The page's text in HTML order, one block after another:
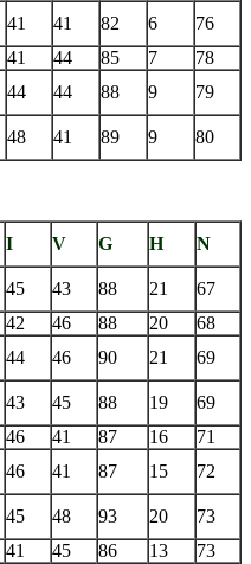
41 41 82 6
76
41 44 85 7
78
44 44 88 9 79
48 41 89 9 80
I V G H N
45 43 88 21
67
42 46 88 20
68
44 46 90 21 69
43 45 88 19
69
46 41 87 16
71
46 41 87 15 72
45 48 93 20
73
41 45 86 13
73